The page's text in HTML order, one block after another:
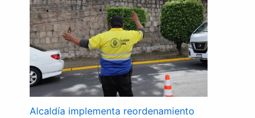
Alcaldía implementa reordenamiento